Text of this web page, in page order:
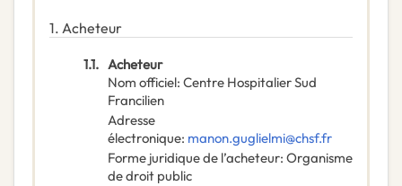
1. Acheteur
1.1. Acheteur
Nom officiel: Centre Hospitalier Sud
Francilien
Adresse
électronique: manon.guglielmi@chsf.fr
Forme juridique de l’acheteur: Organisme
de droit public